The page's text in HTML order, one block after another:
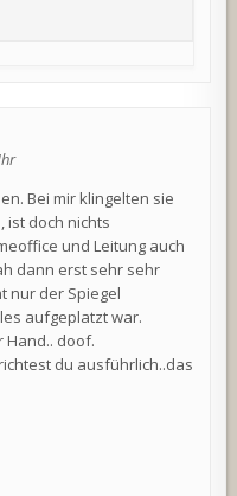
Bei mir klingelten sie
ist doch nichts
und Leitung auch
dann erst sehr sehr
nur der Spiegel
aufgeplatzt war.
Hand.. doof.
du ausführlich..das